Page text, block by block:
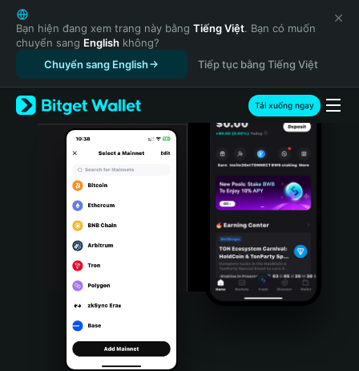
English
日本語
Tiếng Việt
Русский
Español (Latinoamérica)
Türkçe
Italiano
Português (Portugal)
Bahasa Indonesia
Português (Brasil)
Español (Argentina)
Bạn hiện đang xem trang này bằng Tiếng Việt. Bạn có muốn
chuyển sang English không?
Chuyển sang English
Tiếp tục bằng Tiếng Việt
Tải xuống ngay